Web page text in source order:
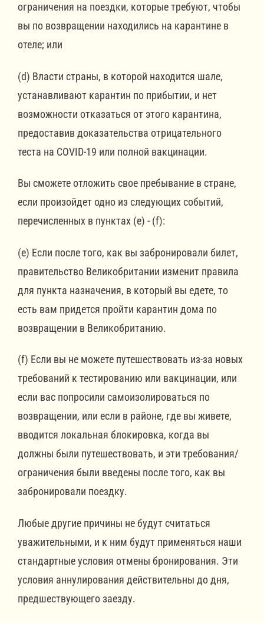
ограничения на поездки, которые требуют, чтобы
вы по возвращении находились на карантине в
отеле; или
(d) Власти страны, в которой находится шале,
устанавливают карантин по прибытии, и нет
возможности отказаться от этого карантина,
предоставив доказательства отрицательного
теста на COVID-19 или полной вакцинации.
Вы сможете отложить свое пребывание в стране,
если произойдет одно из следующих событий,
перечисленных в пунктах (e) - (f):
(e) Если после того, как вы забронировали билет,
правительство Великобритании изменит правила
для пункта назначения, в который вы едете, то
есть вам придется пройти карантин дома по
возвращении в Великобританию.
(f) Если вы не можете путешествовать из-за новых
требований к тестированию или вакцинации, или
если вас попросили самоизолироваться по
возвращении, или если в районе, где вы живете,
вводится локальная блокировка, когда вы
должны были путешествовать, и эти требования/
ограничения были введены после того, как вы
забронировали поездку.
Любые другие причины не будут считаться
уважительными, и к ним будут применяться наши
стандартные условия отмены бронирования. Эти
условия аннулирования действительны до дня,
предшествующего заезду.